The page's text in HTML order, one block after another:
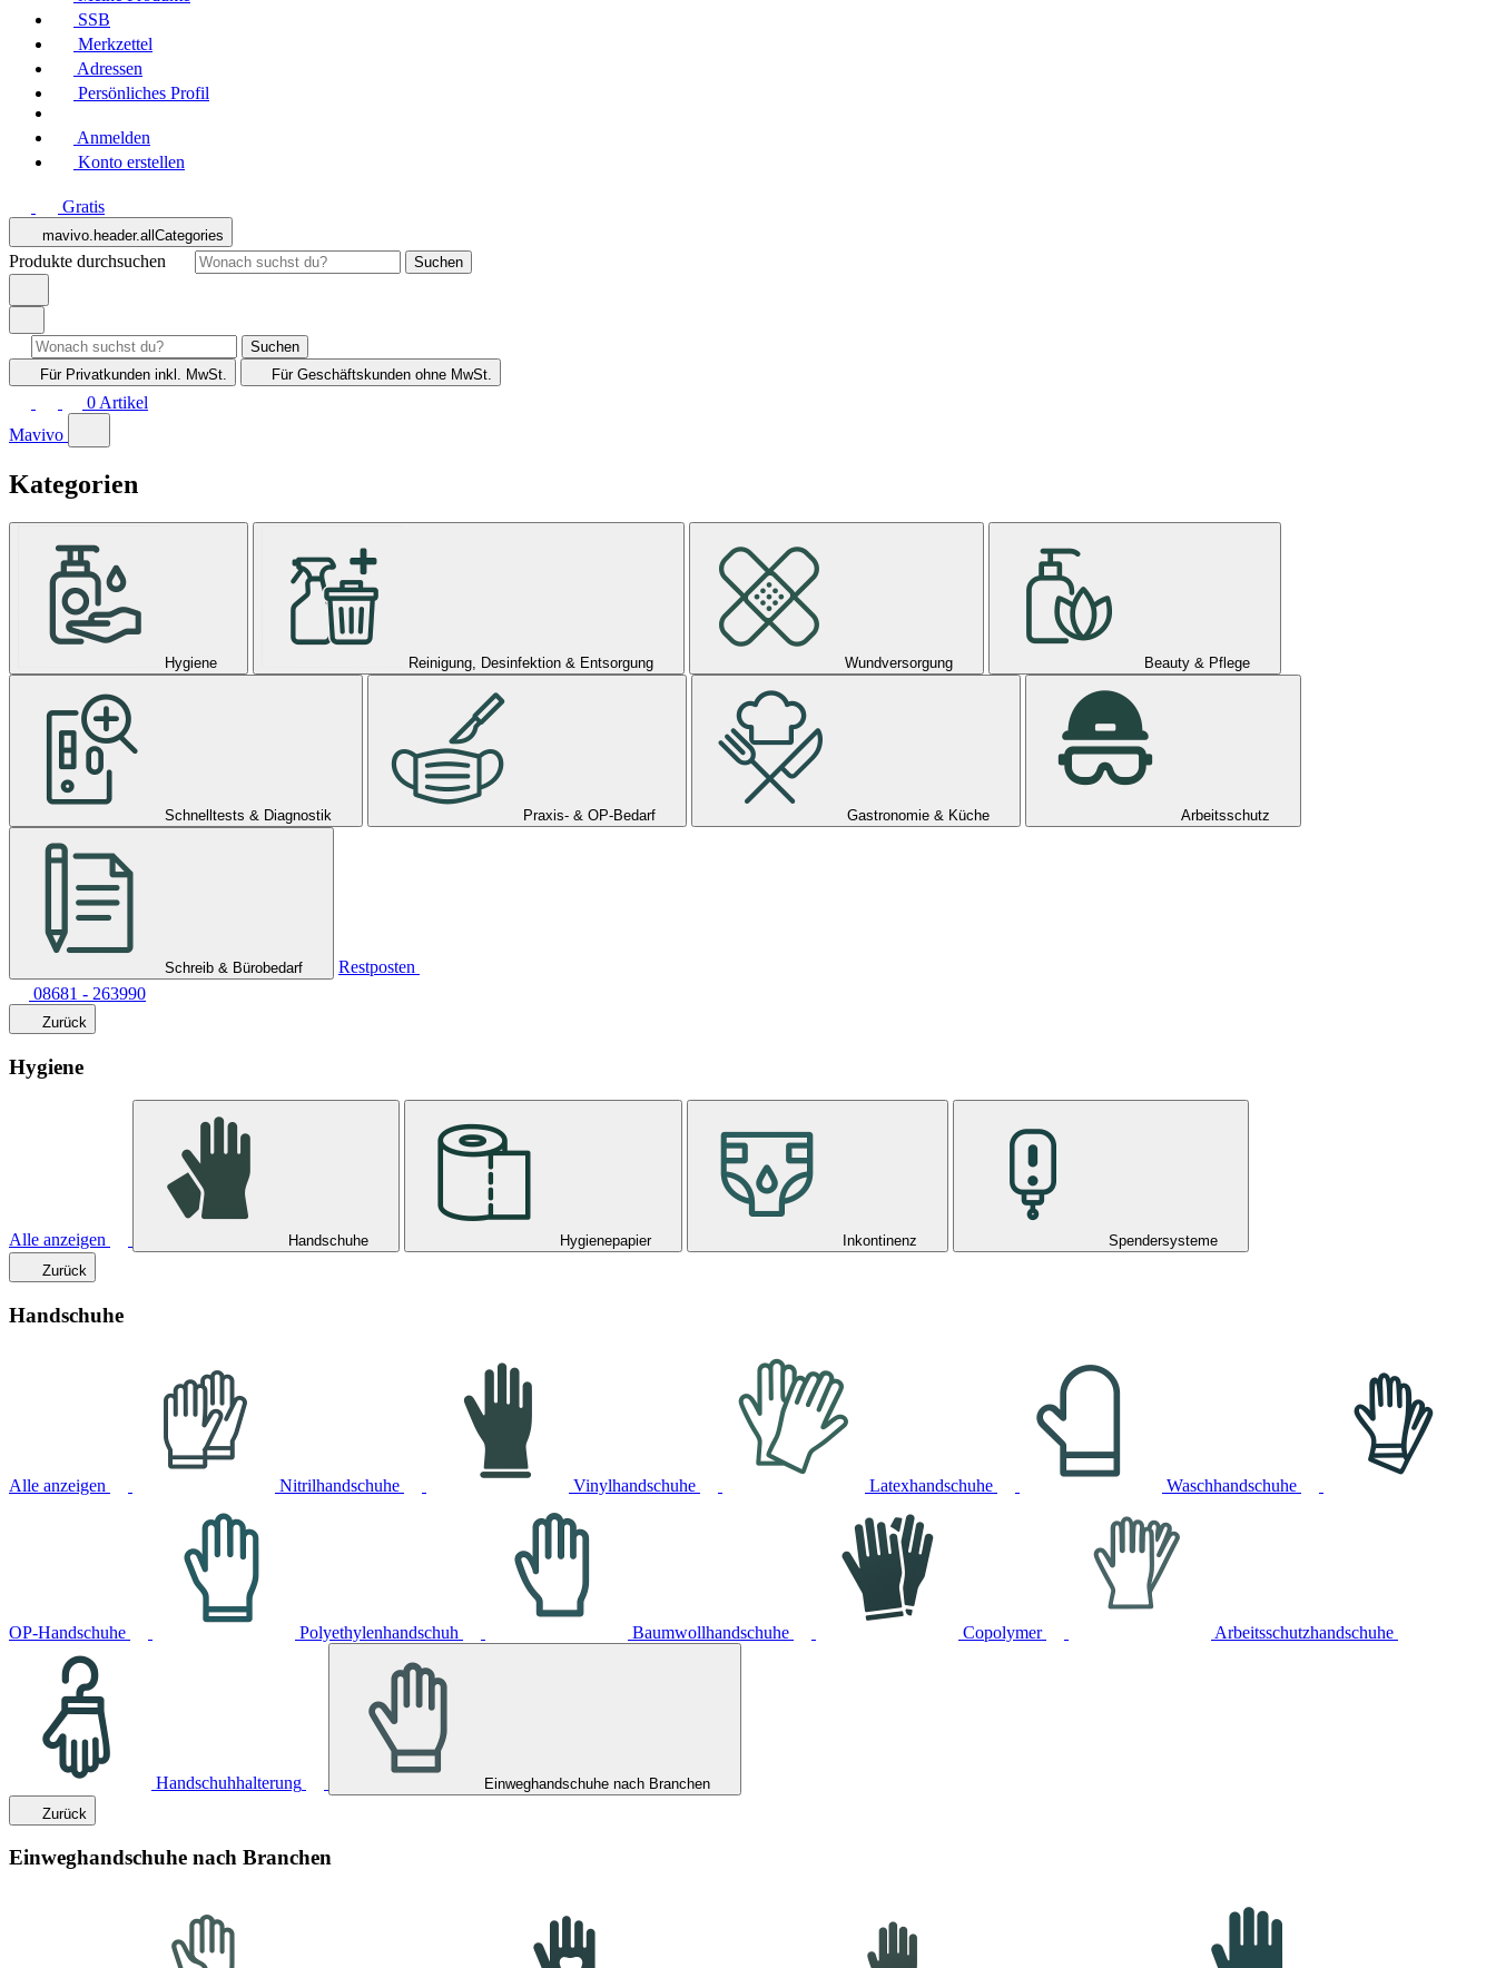
SSB
Merkzettel
Adressen
Persönliches Profil
Anmelden
Konto erstellen
Gratis
mavivo.header.allCategories
Produkte durchsuchen Suchen
Suchen
Für Privatkunden inkl. MwSt. Für Geschäftskunden ohne MwSt.
0 Artikel
Mavivo
Kategorien
Hygiene Reinigung, Desinfektion & Entsorgung Wundversorgung Beauty & Pflege
Schnelltests & Diagnostik Praxis- & OP-Bedarf Gastronomie & Küche Arbeitsschutz
Schreib & Bürobedarf
Restposten
08681 - 263990
Zurück
Hygiene
Alle anzeigen Handschuhe Hygienepapier Inkontinenz
Spendersysteme
Zurück
Handschuhe
Alle anzeigen Nitrilhandschuhe Vinylhandschuhe Latexhandschuhe Waschhandschuhe
OP-Handschuhe Polyethylenhandschuh Baumwollhandschuhe Copolymer Arbeitsschutzhandschuhe
Handschuhhalterung
Einweghandschuhe nach Branchen
Zurück
Einweghandschuhe nach Branchen